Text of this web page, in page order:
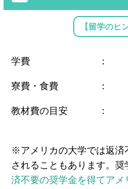
【留学のヒ
学費 ：
寮費・食費 ：
教材費の目安 ：
※アメリカの大学では返済
されることもあります。
済不要の奨学金を得てアメ